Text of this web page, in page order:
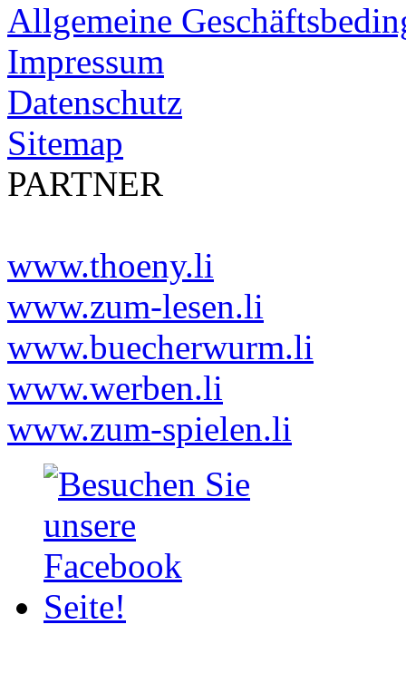
Allgemeine
Impressum
Datenschutz
Sitemap
PARTNER
www.thoeny.li
www.zum-lesen.li
www.buecherwurm.li
www.werben.li
www.zum-spielen.li